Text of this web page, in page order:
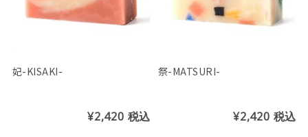
妃-KISAKI-
¥2,420 税込
祭-MATSURI-
¥2,420 税込